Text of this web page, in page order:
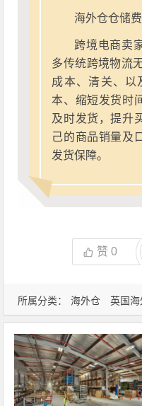
所属分类： 海外仓 英国海
海外仓仓储
跨境电商卖
多传统跨境物流
成本、清关、以
本、缩短发货时
及时发货，提升
己的商品销量及
发货保障。
赞0